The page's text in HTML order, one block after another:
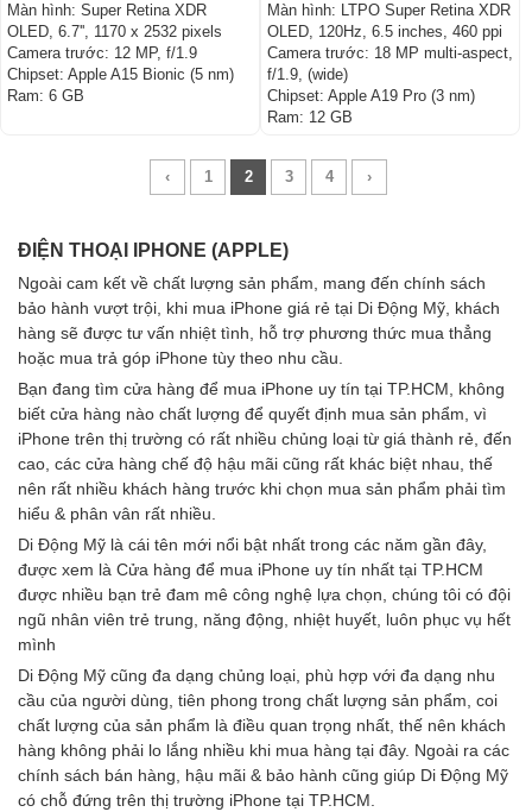
Màn hình: Super Retina XDR
OLED, 6.7'', 1170 x 2532 pixels
Camera trước: 12 MP, f/1.9
Chipset: Apple A15 Bionic (5 nm)
Ram: 6 GB
Màn hình: LTPO Super Retina XDR
OLED, 120Hz, 6.5 inches, 460 ppi
Camera trước: 18 MP multi-aspect,
f/1.9, (wide)
Chipset: Apple A19 Pro (3 nm)
Ram: 12 GB
‹ 1 2 3 4 ›
ĐIỆN THOẠI IPHONE (APPLE)
Ngoài cam kết về chất lượng sản phẩm, mang đến chính sách
bảo hành vượt trội, khi mua iPhone giá rẻ tại Di Động Mỹ, khách
hàng sẽ được tư vấn nhiệt tình, hỗ trợ phương thức mua thẳng
hoặc mua trả góp iPhone tùy theo nhu cầu.
Bạn đang tìm cửa hàng để mua iPhone uy tín tại TP.HCM, không
biết cửa hàng nào chất lượng để quyết định mua sản phẩm, vì
iPhone trên thị trường có rất nhiều chủng loại từ giá thành rẻ, đến
cao, các cửa hàng chế độ hậu mãi cũng rất khác biệt nhau, thế
nên rất nhiều khách hàng trước khi chọn mua sản phẩm phải tìm
hiểu & phân vân rất nhiều.
Di Động Mỹ là cái tên mới nổi bật nhất trong các năm gần đây,
được xem là Cửa hàng để mua iPhone uy tín nhất tại TP.HCM
được nhiều bạn trẻ đam mê công nghệ lựa chọn, chúng tôi có đội
ngũ nhân viên trẻ trung, năng động, nhiệt huyết, luôn phục vụ hết
mình
Di Động Mỹ cũng đa dạng chủng loại, phù hợp với đa dạng nhu
cầu của người dùng, tiên phong trong chất lượng sản phẩm, coi
chất lượng của sản phẩm là điều quan trọng nhất, thế nên khách
hàng không phải lo lắng nhiều khi mua hàng tại đây. Ngoài ra các
chính sách bán hàng, hậu mãi & bảo hành cũng giúp Di Động Mỹ
có chỗ đứng trên thị trường iPhone tại TP.HCM.